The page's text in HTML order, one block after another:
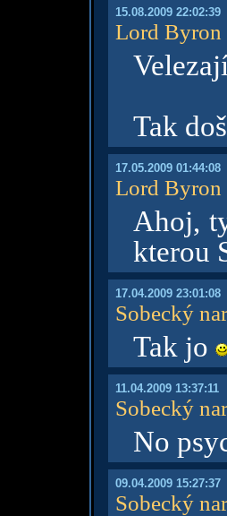
15.08.2009 22:02:39
Lord Byron
Tak
17.05.2009 01:44:08
Lord Byron
Ahoj,
kterou
17.04.2009 23:01:08
Sobecký
Tak jo
11.04.2009 13:37:11
Sobecký
No
09.04.2009 15:27:37
Sobecký